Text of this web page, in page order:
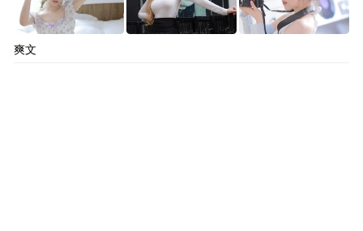
“特别声明：以上作品内容(包括在内的视频、图片或音
频)为凤凰网旗下自媒体平台“大风号”用户上传并发
爽文